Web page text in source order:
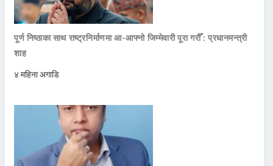
पूर्ण निष्ठाका साथ राष्ट्रनिर्माणमा आ-आफ्नो जिम्मेवारी पूरा गरौँ : प्रधानमन्त्री
शाह
४ महिना अगाडि